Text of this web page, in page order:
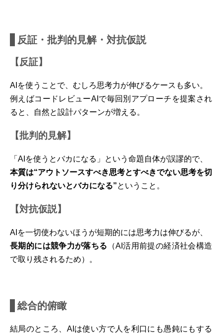
反証・批判的見解・対抗仮説
【反証】
AIを使うことで、むしろ思考力が伸びるケースも多い。
例えばコードレビューAIで毎回別アプローチを提案され
ると、自然と設計パターンが増える。
【批判的見解】
「AIを使うとバカになる」という命題自体が誤謬的で、
本質は“アウトソースすべき思考とすべきでない思考を切
り分けられないとバカになる”ということ。
【対抗仮説】
AIを一切使わないほうが短期的には思考力は伸びるが、
長期的には競争力が落ちる （AI活用前提の経済社会構造
で取り残されるため）。
総合的俯瞰
結局のところ、AIは使い方で人を利口にも愚鈍にもする